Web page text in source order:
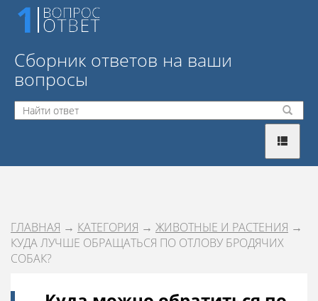
Сборник ответов на ваши
вопросы
ГЛАВНАЯ → КАТЕГОРИЯ → ЖИВОТНЫЕ И РАСТЕНИЯ →
КУДА ЛУЧШЕ ОБРАЩАТЬСЯ ПО ОТЛОВУ БРОДЯЧИХ
СОБАК?